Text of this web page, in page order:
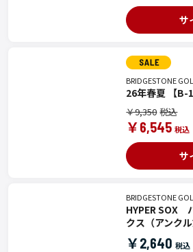
サ
BRIDGESTONE
26年春夏 【B-
￥9,350
￥6,545
サ
BRIDGESTONE
HYPER SOX
クス（アンクル
￥2,640